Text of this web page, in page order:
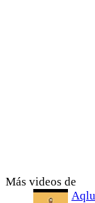
Más videos de